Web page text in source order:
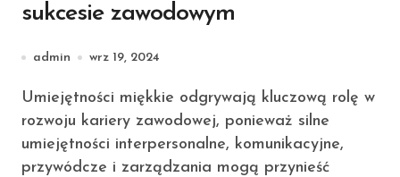
sukcesie zawodowym
admin wrz 19, 2024
Umiejętności miękkie odgrywają kluczową rolę w
rozwoju kariery zawodowej, ponieważ silne
umiejętności interpersonalne, komunikacyjne,
przywódcze i zarządzania mogą przynieść